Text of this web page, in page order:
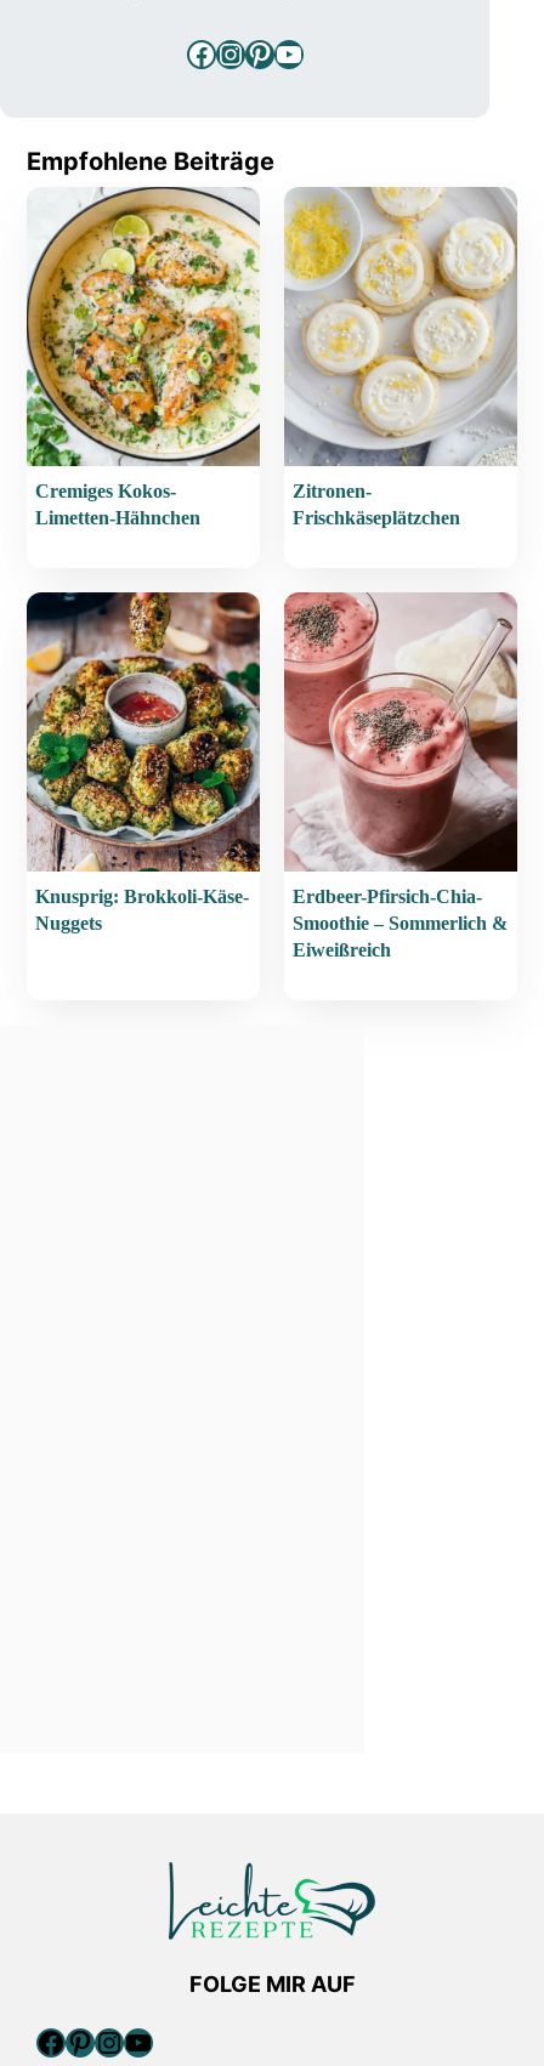
Facebook
Instagram
Pinterest
YouTube
Empfohlene Beiträge
Cremiges Kokos-
Limetten-Hähnchen
Zitronen-
Frischkäseplätzchen
Knusprig: Brokkoli-Käse-
Nuggets
Erdbeer-Pfirsich-Chia-
Smoothie – Sommerlich &
Eiweißreich
FOLGE MIR AUF
Facebook
Pinterest
Instagram
YouTube